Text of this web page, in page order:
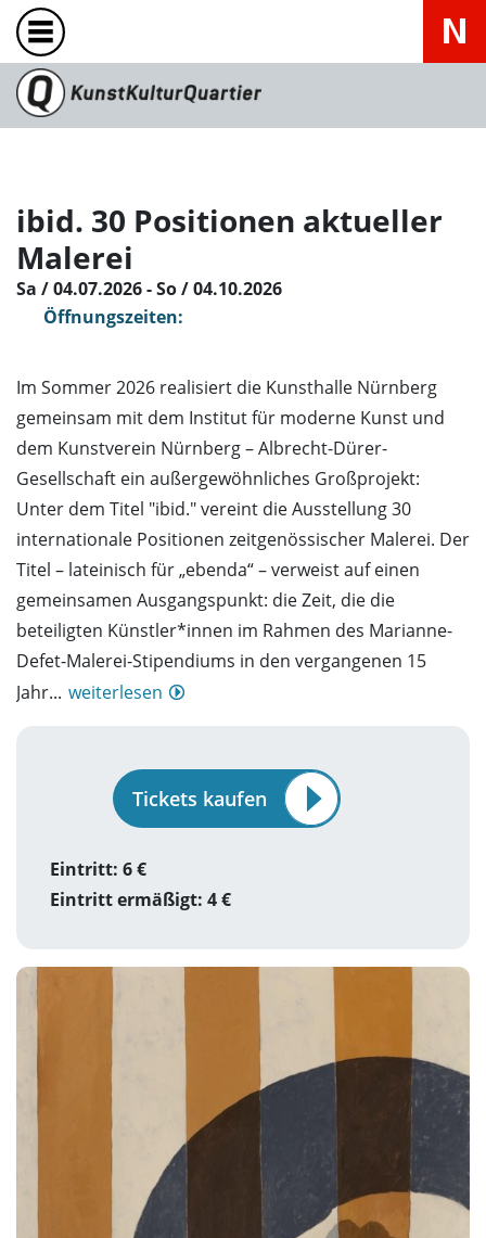
ibid. 30 Positionen aktueller
Malerei
Sa / 04.07.2026 - So / 04.10.2026
Öffnungszeiten:
Im Sommer 2026 realisiert die Kunsthalle Nürnberg
gemeinsam mit dem Institut für moderne Kunst und
dem Kunstverein Nürnberg – Albrecht-Dürer-
Gesellschaft ein außergewöhnliches Großprojekt:
Unter dem Titel "ibid." vereint die Ausstellung 30
internationale Positionen zeitgenössischer Malerei. Der
Titel – lateinisch für „ebenda“ – verweist auf einen
gemeinsamen Ausgangspunkt: die Zeit, die die
beteiligten Künstler*innen im Rahmen des Marianne-
Defet-Malerei-Stipendiums in den vergangenen 15
Jahr... weiterlesen
Tickets kaufen
Eintritt: 6 €
Eintritt ermäßigt: 4 €